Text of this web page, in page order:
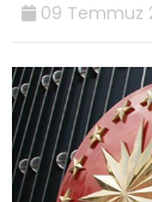
09 Temmuz